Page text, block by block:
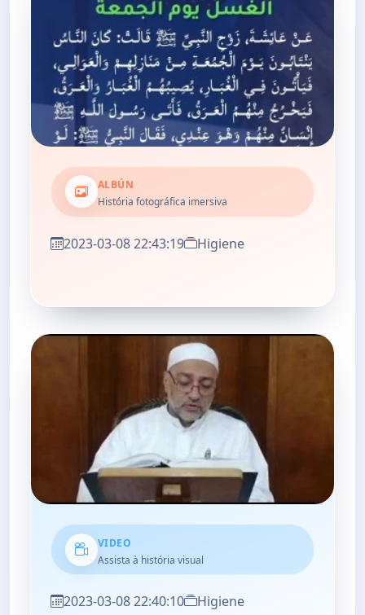
ALBÚN
História fotográfica imersiva
2023-03-08 22:43:19 Higiene
VIDEO
Assista à história visual
2023-03-08 22:40:10 Higiene